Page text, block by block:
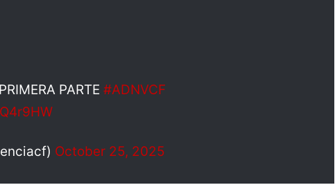
PARTE #ADNVCF
October 25, 2025